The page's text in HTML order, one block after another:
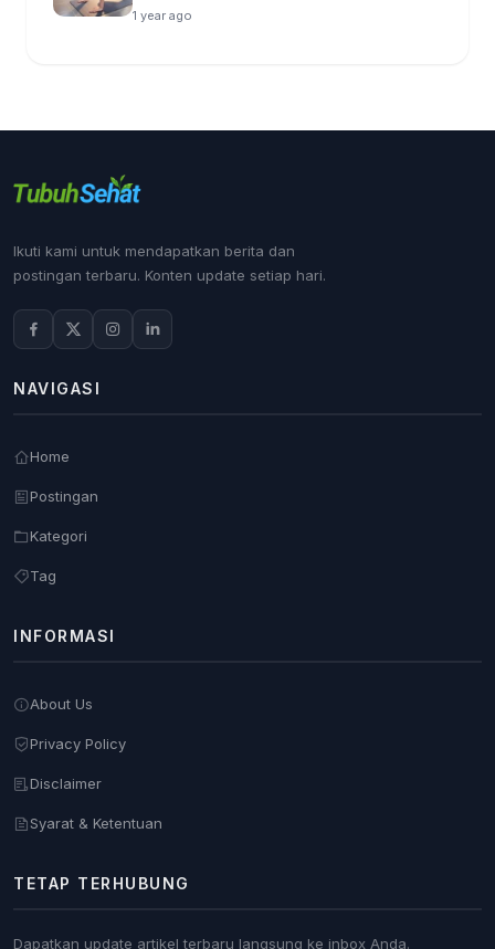
1 year ago
Ikuti kami untuk mendapatkan berita dan
postingan terbaru. Konten update setiap hari.
NAVIGASI
Home
Postingan
Kategori
Tag
INFORMASI
About Us
Privacy Policy
Disclaimer
Syarat & Ketentuan
TETAP TERHUBUNG
Dapatkan update artikel terbaru langsung ke inbox Anda.